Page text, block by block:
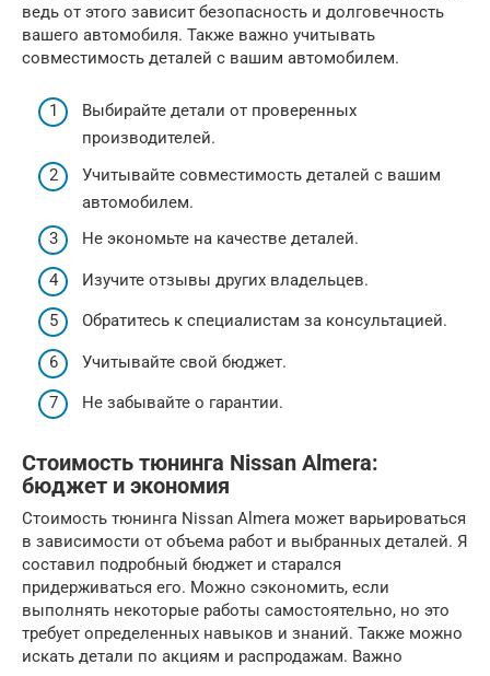
ведь от этого зависит безопасность и долговечность
вашего автомобиля. Также важно учитывать
совместимость деталей с вашим автомобилем.
Выбирайте детали от проверенных
производителей.
Учитывайте совместимость деталей с вашим
автомобилем.
Не экономьте на качестве деталей.
Изучите отзывы других владельцев.
Обратитесь к специалистам за консультацией.
Учитывайте свой бюджет.
Не забывайте о гарантии.
Стоимость тюнинга Nissan Almera:
бюджет и экономия
Стоимость тюнинга Nissan Almera может варьироваться
в зависимости от объема работ и выбранных деталей. Я
составил подробный бюджет и старался
придерживаться его. Можно сэкономить, если
выполнять некоторые работы самостоятельно, но это
требует определенных навыков и знаний. Также можно
искать детали по акциям и распродажам. Важно